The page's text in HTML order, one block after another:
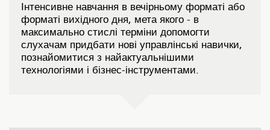
Інтенсивне навчання в вечірньому форматі або
форматі вихідного дня, мета якого - в
максимально стислі терміни допомогти
слухачам придбати нові управлінські навички,
познайомитися з найактуальнішими
технологіями і бізнес-інструментами.